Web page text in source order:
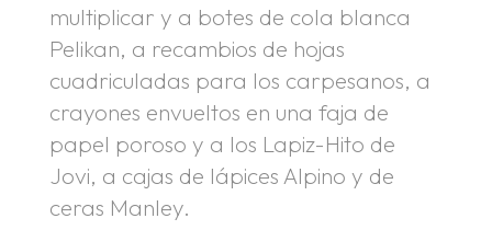
multiplicar y a botes de cola blanca
Pelikan, a recambios de hojas
cuadriculadas para los carpesanos, a
crayones envueltos en una faja de
papel poroso y a los Lapiz-Hito de
Jovi, a cajas de lápices Alpino y de
ceras Manley.